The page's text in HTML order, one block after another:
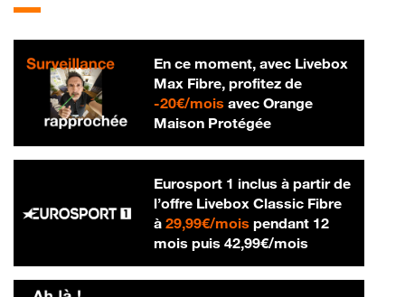
En ce moment, avec Livebox
Max Fibre, profitez de
-20€/mois20 € par mois
avec Orange
Maison Protégée
Eurosport 1 inclus à partir de
l’offre Livebox Classic Fibre
à 29,99€/mois29,99 € par mois
pendant 12
mois puis 42,99€/mois42,99 € par